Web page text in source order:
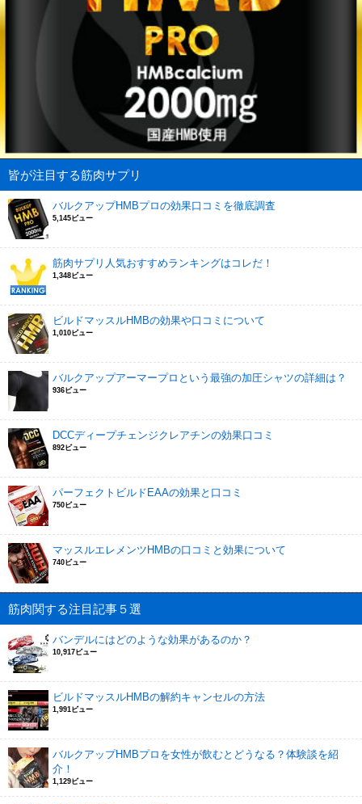
皆が注目する筋肉サプリ
バルクアップHMBプロの効果口コミを徹底調査
5,145ビュー
筋肉サプリ人気おすすめランキングはコレだ！
1,348ビュー
ビルドマッスルHMBの効果や口コミについて
1,010ビュー
バルクアップアーマープロという最強の加圧シャツの詳細は？
936ビュー
DCCディープチェンジクレアチンの効果口コミ
892ビュー
パーフェクトビルドEAAの効果と口コミ
750ビュー
マッスルエレメンツHMBの口コミと効果について
740ビュー
筋肉関する注目記事５選
バンデルにはどのような効果があるのか？
10,917ビュー
ビルドマッスルHMBの解約キャンセルの方法
1,991ビュー
バルクアップHMBプロを女性が飲むとどうなる？体験談を紹
介！
1,129ビュー